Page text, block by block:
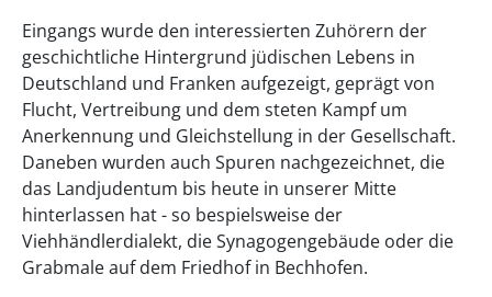
Eingangs wurde den interessierten Zuhörern der
geschichtliche Hintergrund jüdischen Lebens in
Deutschland und Franken aufgezeigt, geprägt von
Flucht, Vertreibung und dem steten Kampf um
Anerkennung und Gleichstellung in der Gesellschaft.
Daneben wurden auch Spuren nachgezeichnet, die
das Landjudentum bis heute in unserer Mitte
hinterlassen hat - so bespielsweise der
Viehhändlerdialekt, die Synagogengebäude oder die
Grabmale auf dem Friedhof in Bechhofen.